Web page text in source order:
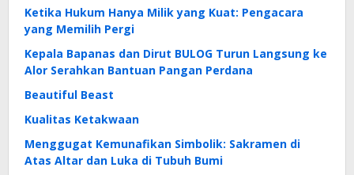
Ketika Hukum Hanya Milik yang Kuat: Pengacara
yang Memilih Pergi
Kepala Bapanas dan Dirut BULOG Turun Langsung ke
Alor Serahkan Bantuan Pangan Perdana
Beautiful Beast
Kualitas Ketakwaan
Menggugat Kemunafikan Simbolik: Sakramen di
Atas Altar dan Luka di Tubuh Bumi